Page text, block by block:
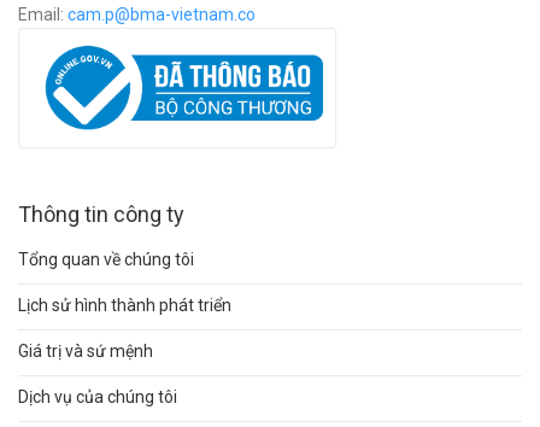
Email: cam.p@bma-vietnam.co
Thông tin công ty
Tổng quan về chúng tôi
Lịch sử hình thành phát triển
Giá trị và sứ mệnh
Dịch vụ của chúng tôi